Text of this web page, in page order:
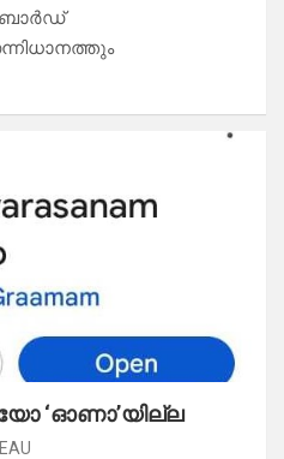
ബോർഡ്
‘ഓണാ’യില്ല